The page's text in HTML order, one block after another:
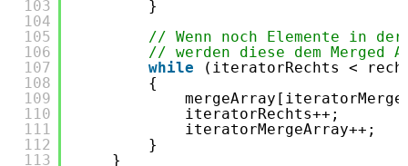
103
104
105
106
107
108
109
110
111
112
113
}
// Wenn noch Elemente in
// werden diese dem Merged
while
(iteratorRechts <
{
iteratorRechts++;
iteratorMergeArray++;
}
}